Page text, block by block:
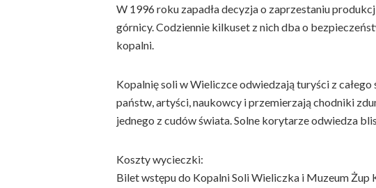
W 1996 roku zapadła decyzja o zaprzestaniu
górnicy. Codziennie kilkuset z nich dba o
kopalni.
Kopalnię soli w Wieliczce odwiedzają turyści z
państw, artyści, naukowcy i przemierzają chodniki
jednego z cudów świata. Solne korytarze odwiedza
Koszty wycieczki:
Bilet wstępu do Kopalni Soli Wieliczka i Muzeum Żup